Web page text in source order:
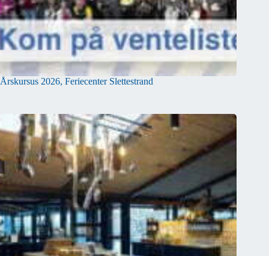
Årskursus 2026, Feriecenter Slettestrand